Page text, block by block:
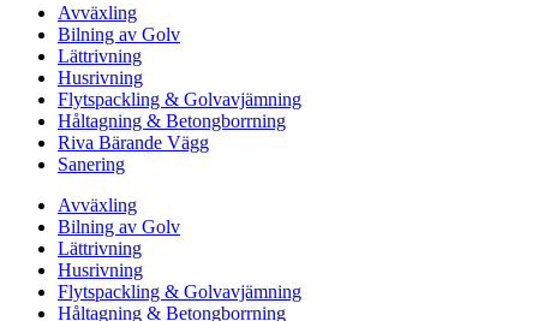
Avväxling
Bilning av Golv
Lättrivning
Husrivning
Flytspackling & Golvavjämning
Håltagning & Betongborrning
Riva Bärande Vägg
Sanering
Avväxling
Bilning av Golv
Lättrivning
Husrivning
Flytspackling & Golvavjämning
Håltagning & Betongborrning